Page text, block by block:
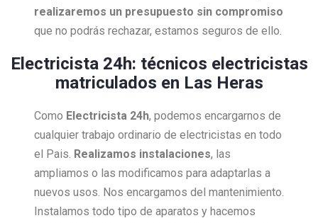
realizaremos un presupuesto sin compromiso
que no podrás rechazar, estamos seguros de ello.
Electricista 24h: técnicos electricistas
matriculados en Las Heras
Como Electricista 24h, podemos encargarnos de
cualquier trabajo ordinario de electricistas en todo
el Pais. Realizamos instalaciones, las
ampliamos o las modificamos para adaptarlas a
nuevos usos. Nos encargamos del mantenimiento.
Instalamos todo tipo de aparatos y hacemos